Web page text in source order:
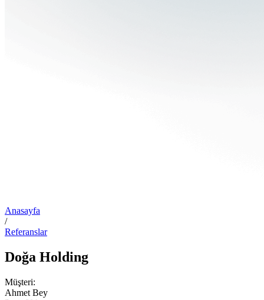
Anasayfa
/
Referanslar
Doğa Holding
Müşteri:
Ahmet Bey